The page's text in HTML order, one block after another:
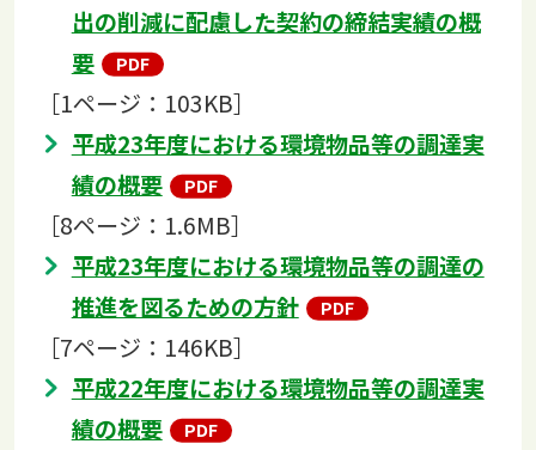
出の削減に配慮した契約の締結実績の概
要
［1ページ：103KB］
平成23年度における環境物品等の調達実
績の概要
［8ページ：1.6MB］
平成23年度における環境物品等の調達の
推進を図るための方針
［7ページ：146KB］
平成22年度における環境物品等の調達実
績の概要